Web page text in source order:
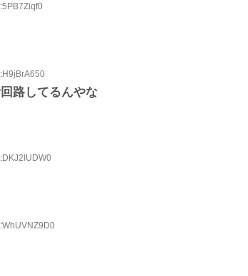
5PB7Ziqf0
H9jBrA650
路してるんやな
DKJ2lUDW0
WhUVNZ9D0